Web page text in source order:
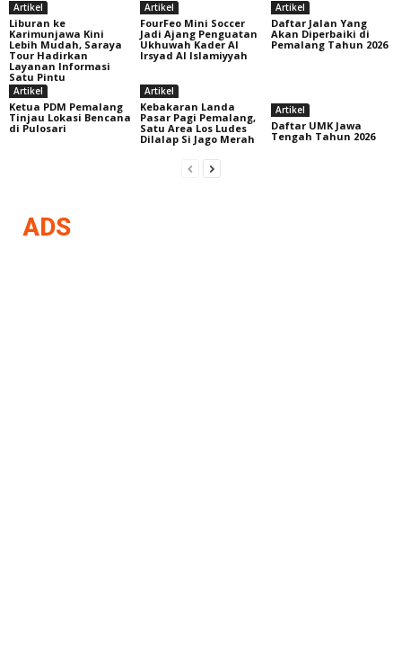
Artikel
Liburan ke
Karimunjawa Kini
Lebih Mudah, Saraya
Tour Hadirkan
Layanan Informasi
Satu Pintu
Artikel
FourFeo Mini Soccer
Jadi Ajang Penguatan
Ukhuwah Kader Al
Irsyad Al Islamiyyah
Artikel
Daftar Jalan Yang
Akan Diperbaiki di
Pemalang Tahun 2026
Artikel
Ketua PDM Pemalang
Tinjau Lokasi Bencana
di Pulosari
Artikel
Kebakaran Landa
Pasar Pagi Pemalang,
Satu Area Los Ludes
Dilalap Si Jago Merah
Artikel
Daftar UMK Jawa
Tengah Tahun 2026
ADS